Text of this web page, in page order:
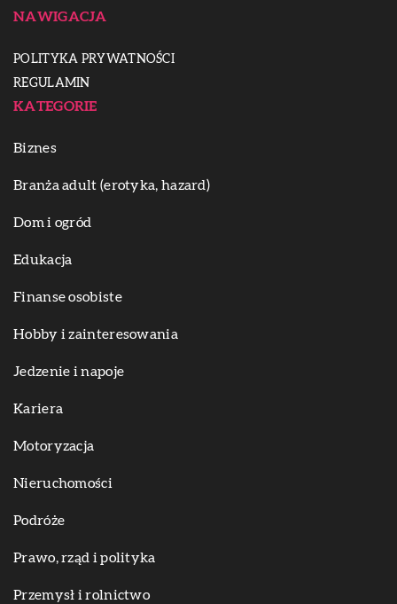
NAWIGACJA
POLITYKA PRYWATNOŚCI
REGULAMIN
KATEGORIE
Biznes
Branża adult (erotyka, hazard)
Dom i ogród
Edukacja
Finanse osobiste
Hobby i zainteresowania
Jedzenie i napoje
Kariera
Motoryzacja
Nieruchomości
Podróże
Prawo, rząd i polityka
Przemysł i rolnictwo